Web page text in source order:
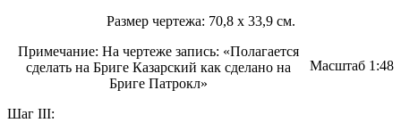
Размер чертежа: 70,8 х 33,9 см.
Масштаб 1:48
Примечание: На чертеже запись: «Полагается
сделать на Бриге Казарский как сделано на
Бриге Патрокл»
Шаг III: